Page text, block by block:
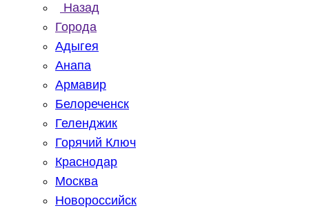
Назад
Города
Адыгея
Анапа
Армавир
Белореченск
Геленджик
Горячий Ключ
Краснодар
Москва
Новороссийск